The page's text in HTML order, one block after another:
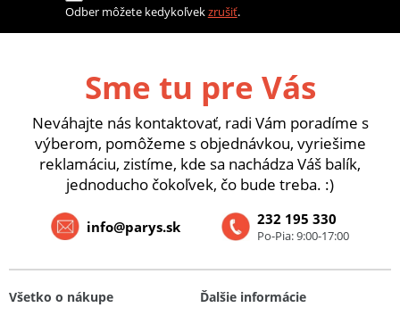
Odber môžete kedykoľvekzrušiť.
Sme tu pre Vás
Neváhajte nás kontaktovať, radi Vám poradíme s
výberom, pomôžeme s objednávkou, vyriešime
reklamáciu, zistíme, kde sa nachádza Váš balík,
jednoducho čokoľvek, čo bude treba. :)
232 195 330
Po-Pia: 9:00-17:00
info@parys.sk
Všetko o nákupe
Ďalšie informácie